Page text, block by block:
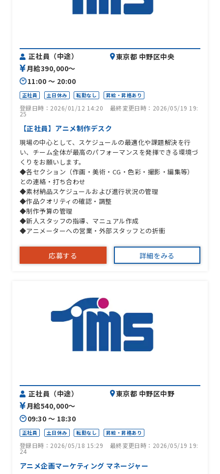
正社員（中途）
月給390,000〜
11:00 〜 20:00
東京都 中野区中央
正社員 土日休み 転勤なし 昇給・昇格あり
登録日時：2026/01/12 14:20 最終変更日時：2026/05/19 19:
25
【正社員】アニメ制作デスク
現場の中心として、スケジュールの最適化や課題解決を行
い、チーム全体が最高のパフォーマンスを発揮できる環境づ
くりをお願いします。
◆各セクション（作画・美術・CG・色彩・撮影・編集等）
との連絡・打ち合わせ
◆素材納品スケジュールおよび進行状況の管理
◆作品クオリティの確認・調整
◆制作予算の管理
◆新人スタッフの指導、マニュアル作成
◆アニメーターへの営業・外部スタッフとの折衝
応募する 詳細をみる
正社員（中途）
月給540,000〜
09:30 〜 18:30
東京都 中野区中野
正社員 土日休み 転勤なし 昇給・昇格あり
登録日時：2026/05/18 15:29 最終変更日時：2026/05/19 19:
24
アニメ企画マーケティング マネージャー